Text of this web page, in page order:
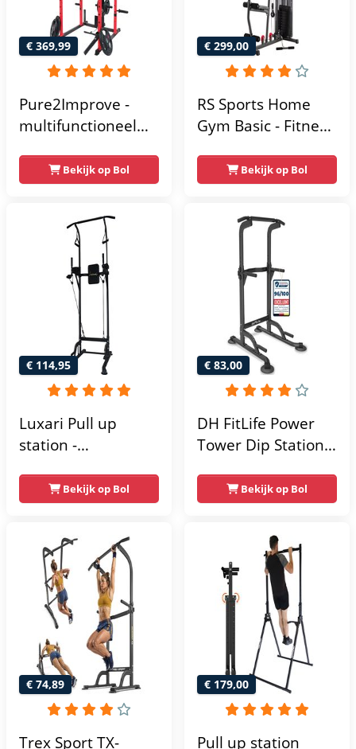
€ 369,99
Pure2Improve -
multifunctioneel
krachtstation -
home gym -
215x111x142
Bekijk op Bol
€ 299,00
RS Sports Home
Gym Basic - Fitness
Bekijk op Bol
€ 114,95
Luxari Pull up
station -
- Dip Station - Pull
Up Bar -
Krachtstation -
Power Rack -
Verstelbaar -
Krachttraining
Bekijk op Bol
€ 83,00
DH FitLife Power
Tower Dip Station |
vrijstaand | dip
barren rugtrainer |
krachtstation
krachttoren |
fitnessstation |
power rack voor
thuis gym |
krachttraining voor
thuis
Bekijk op Bol
€ 74,89
Trex Sport TX-
€ 179,00
Pull up station